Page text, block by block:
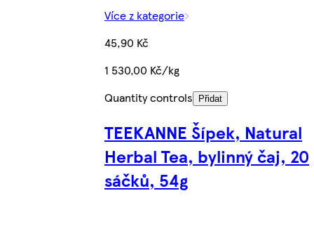
Více z kategorie
45,90 Kč
1 530,00 Kč/kg
Quantity controls
Přidat
TEEKANNE Šípek, Natural
Herbal Tea, bylinný čaj, 20
sáčků, 54g